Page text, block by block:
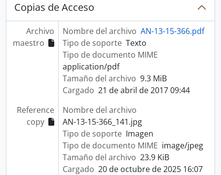
Copias de Acceso
Archivo
maestro
Nombre del archivo AN-13-15-366.pdf
Tipo de soporte Texto
Tipo de documento MIME
application/pdf
Tamaño del archivo 9.3 MiB
Cargado 21 de abril de 2017 09:44
Reference
copy
Nombre del archivo
AN-13-15-366_141.jpg
Tipo de soporte Imagen
Tipo de documento MIME image/jpeg
Tamaño del archivo 23.9 KiB
Cargado 20 de octubre de 2025 16:07